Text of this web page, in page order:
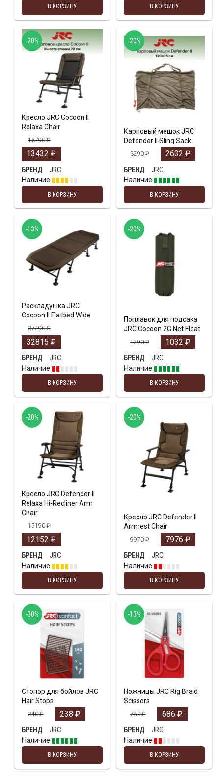
В КОРЗИНУ В КОРЗИНУ
Кресло JRC Cocoon II
Relaxa Chair
16790₽
13432 ₽
БРЕНД
JRC
Наличие
В КОРЗИНУ
-20%
Карповый мешок JRC
Defender II Sling Sack
3290₽ 2632 ₽
БРЕНД
JRC
Наличие
В КОРЗИНУ
-20%
Раскладушка JRC
Cocoon II Flatbed Wide
37290₽
32815 ₽
БРЕНД
JRC
Наличие
В КОРЗИНУ
-13%
Поплавок для подсака
JRC Cocoon 2G Net Float
1290₽ 1032 ₽
БРЕНД
JRC
Наличие
В КОРЗИНУ
-20%
Кресло JRC Defender II
Relaxa Hi-Recliner Arm
Chair
15190₽
12152 ₽
БРЕНД
JRC
Наличие
В КОРЗИНУ
-20%
Кресло JRC Defender II
Armrest Chair
9970₽ 7976 ₽
БРЕНД
JRC
Наличие
В КОРЗИНУ
-20%
Стопор для бойлов JRC
Hair Stops
340₽ 238 ₽
БРЕНД
JRC
Наличие
В КОРЗИНУ
-30%
Ножницы JRC Rig Braid
Scissors
780₽ 686 ₽
БРЕНД
JRC
Наличие
В КОРЗИНУ
-13%